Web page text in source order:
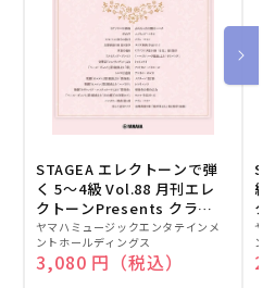
STAGEA エレクトーンで弾
く 5～4級 Vol.88 月刊エレ
クトーンPresents クラシ
ック名曲集
販
売
元:
ヤマハミュージックエンタテインメ
ントホールディングス
通常価格
3,080 円（税込）
級
ク
販
売
元:
ヤ
ン